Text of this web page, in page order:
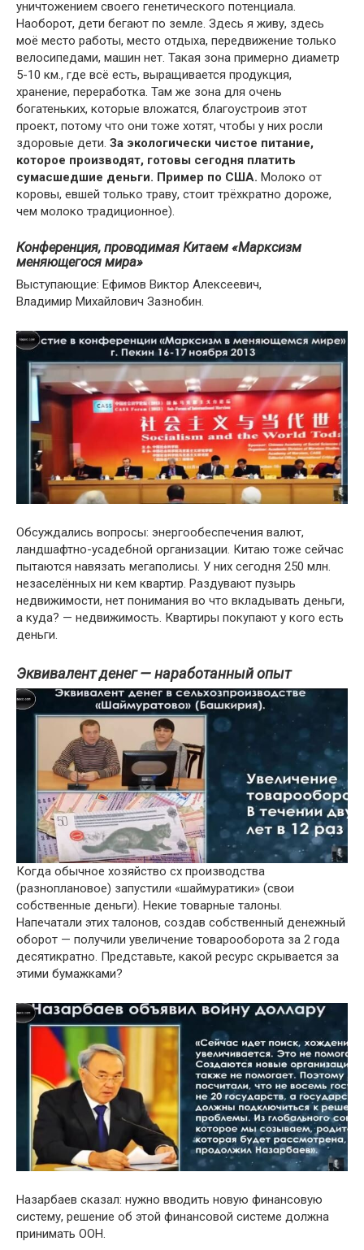
уничтожением своего генетического потенциала.
Наоборот, дети бегают по земле. Здесь я живу, здесь
моё место работы, место отдыха, передвижение только
велосипедами, машин нет. Такая зона примерно диаметр
5-10 км., где всё есть, выращивается продукция,
хранение, переработка. Там же зона для очень
богатеньких, которые вложатся, благоустроив этот
проект, потому что они тоже хотят, чтобы у них росли
здоровые дети. За экологически чистое питание,
которое производят, готовы сегодня платить
сумасшедшие деньги. Пример по США. Молоко от
коровы, евшей только траву, стоит трёхкратно дороже,
чем молоко традиционное).
Конференция, проводимая Китаем «Марксизм
меняющегося мира»
Выступающие: Ефимов Виктор Алексеевич,
Владимир Михайлович Зазнобин.
Обсуждались вопросы: энергообеспечения валют,
ландшафтно-усадебной организации. Китаю тоже сейчас
пытаются навязать мегаполисы. У них сегодня 250 млн.
незаселённых ни кем квартир. Раздувают пузырь
недвижимости, нет понимания во что вкладывать деньги,
а куда? — недвижимость. Квартиры покупают у кого есть
деньги.
Эквивалент денег — наработанный опыт
Когда обычное хозяйство сх производства
(разноплановое) запустили «шаймуратики» (свои
собственные деньги). Некие товарные талоны.
Напечатали этих талонов, создав собственный денежный
оборот — получили увеличение товарооборота за 2 года
десятикратно. Представьте, какой ресурс скрывается за
этими бумажками?
Назарбаев сказал: нужно вводить новую финансовую
систему, решение об этой финансовой системе должна
принимать ООН.